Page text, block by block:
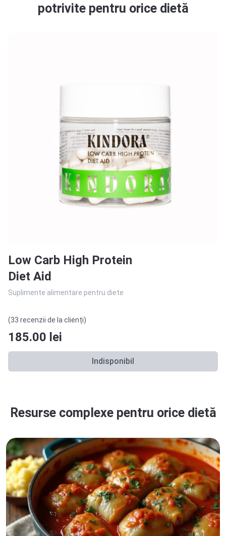
potrivite pentru orice dietă
Low Carb High Protein
Diet Aid
Suplimente alimentare pentru diete
(33 recenzii de la clienți)
185.00 lei
Indisponibil
Resurse complexe pentru orice dietă